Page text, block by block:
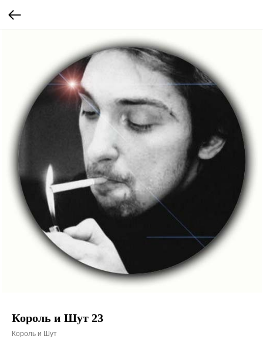
Король и Шут 23
Король и Шут